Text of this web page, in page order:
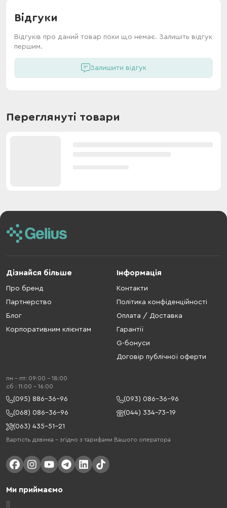
Відгуки
Відгуків про даний товар поки що немає. Залишіть відгук
першим.
Залишити відгук
Переглянуті товари
Дізнайся більше
Про бренд
Партнерство
Блог
Корпоративним клієнтам
Інформація
Контакти
Політика конфіденційності
Оплата / Доставка
Гарантії
G-бонуси
Договір публічної оферти
пн - пт: 09:00 - 18:00
cб : 11:00 - 16:00
(095) 886-36-96
(093) 086-36-96
(068) 086-36-96
(044) 334-73-19
(063) 435-51-21
Вартість дзвінка – згідно з тарифами Вашого оператора
Ми приймаємо